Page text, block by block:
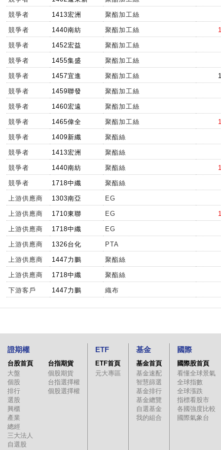
競爭者 1413宏洲 聚酯加工絲
競爭者 1440南紡 聚酯加工絲
競爭者 1452宏益 聚酯加工絲
競爭者 1455集盛 聚酯加工絲
競爭者 1457宜進 聚酯加工絲
競爭者 1459聯發 聚酯加工絲
競爭者 1460宏遠 聚酯加工絲
競爭者 1465偉全 聚酯加工絲
競爭者 1409新纖 聚酯絲
競爭者 1413宏洲 聚酯絲
競爭者 1440南紡 聚酯絲
競爭者 1718中纖 聚酯絲
上游供應商 1303南亞 EG
上游供應商 1710東聯 EG
上游供應商 1718中纖 EG
上游供應商 1326台化 PTA
上游供應商 1447力鵬 聚酯絲
上游供應商 1718中纖 聚酯絲
下游客戶 1447力鵬 織布
證期權
台股首頁
大盤
個股
排行
選股
興櫃
產業
總經
三大法人
自選股
台指期貨
個股期貨
台指選擇權
個股選擇權
ETF
ETF首頁
元大專區
基金
基金首頁
基金速配
智慧篩選
基金排行
基金總覽
自選基金
我的組合
國際
國際股首頁
看懂全球景氣
全球指數
全球漲跌
指標看股市
各國強度比較
國際氣象台